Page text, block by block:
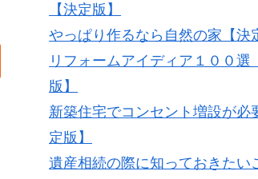
【決定版】
やっぱり作るなら自然の家【決
リフォームアイディア１００選
版】
新築住宅でコンセント増設が必
定版】
遺産相続の際に知っておきたい